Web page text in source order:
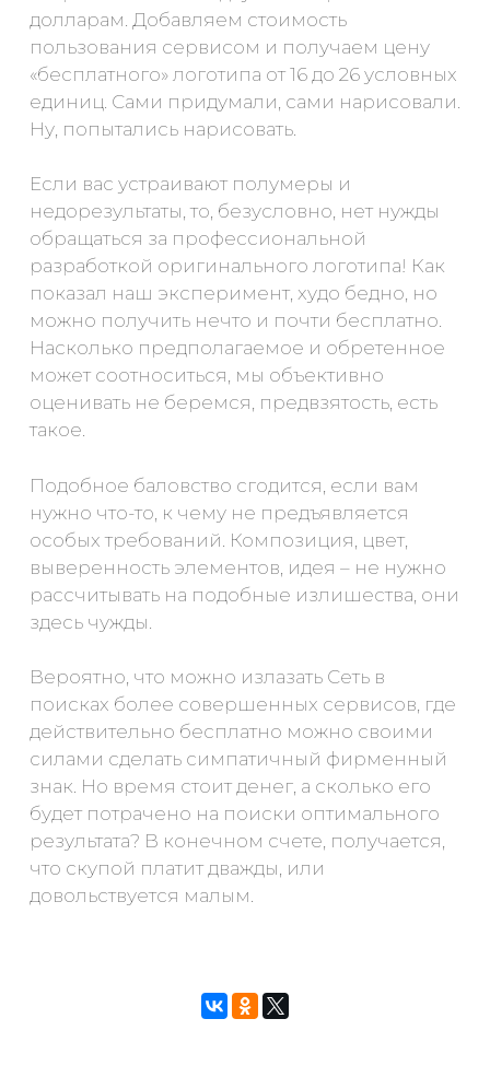
долларам. Добавляем стоимость
пользования сервисом и получаем цену
«бесплатного» логотипа от 16 до 26 условных
единиц. Сами придумали, сами нарисовали.
Ну, попытались нарисовать.
Если вас устраивают полумеры и
недорезультаты, то, безусловно, нет нужды
обращаться за профессиональной
разработкой оригинального логотипа! Как
показал наш эксперимент, худо бедно, но
можно получить нечто и почти бесплатно.
Насколько предполагаемое и обретенное
может соотноситься, мы объективно
оценивать не беремся, предвзятость, есть
такое.
Подобное баловство сгодится, если вам
нужно что-то, к чему не предъявляется
особых требований. Композиция, цвет,
выверенность элементов, идея – не нужно
рассчитывать на подобные излишества, они
здесь чужды.
Вероятно, что можно излазать Сеть в
поисках более совершенных сервисов, где
действительно бесплатно можно своими
силами сделать симпатичный фирменный
знак. Но время стоит денег, а сколько его
будет потрачено на поиски оптимального
результата? В конечном счете, получается,
что скупой платит дважды, или
довольствуется малым.